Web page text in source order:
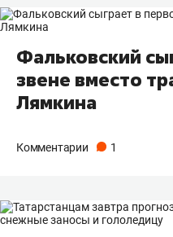
Фальковский
звене вместо
Лямкина
Комментарии 1